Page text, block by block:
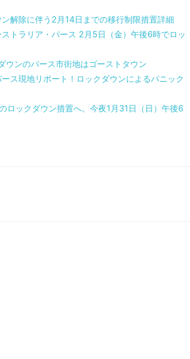
解除に伴う2月14日までの移行制限措置詳細
トラリア・パース 2月5日（金）午後6時でロッ
ウンのパース市街地はゴーストタウン
ス現地リポート！ロックダウンによるパニック
ロックダウン措置へ。今夜1月31日（日）午後6